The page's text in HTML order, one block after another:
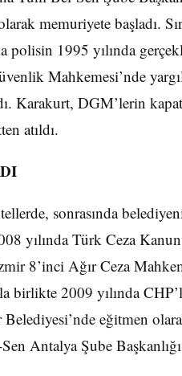
memuriyete başladı.
polisin 1995 yılında
Mahkemesi’nde
Karakurt, DGM’lerin
atıldı.
sonrasında
yılında Türk Ceza
8’inci Ağır Ceza
birlikte 2009 yılında
eğitmen
Antalya Şube